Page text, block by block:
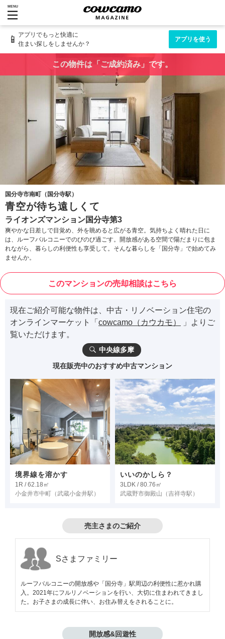
MENU
📱 アプリでもっと快適に
住まい探しをしませんか？
アプリを使う
この物件は「ご成約済み」です。
国分寺市南町（国分寺駅）
青空が待ち遠しくて
ライオンズマンション国分寺第3
爽やかな日差しで目覚め、外を眺めると広がる青空。気持ちよく晴れた日に
は、ルーフバルコニーでのびのび過ごす。開放感がある空間で陽だまりに包ま
れながら、暮らしの利便性も享受して。そんな暮らしを「国分寺」で始めてみ
ませんか。
このマンションの売却相談はこちら
現在ご紹介可能な物件は、中古・リノベーション住宅の
オンラインマーケット「 cowcamo（カウカモ）
」よりご
覧いただけます。
中央線多摩
現在販売中のおすすめ中古マンション
境界線を溶かす
1R / 62.18㎡
小金井市中町 （武蔵小金井駅）
いいのかしら？
3LDK / 80.76㎡
武蔵野市御殿山 （吉祥寺駅）
売主さまのご紹介
Sさまファミリー
ルーフバルコニーの開放感や「国分寺」駅周辺の利便性に惹かれ購
入。2021年にフルリノベーションを行い、大切に住まわれてきまし
た。お子さまの成長に伴い、お住み替えをされることに。
開放感&回遊性